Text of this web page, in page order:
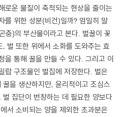
로운 물질이 축적되는 현상을 줄이는
를 위한 성분(비건)일까? 엄밀히 말
충)의 부산물이라고 본다. 벌꿀이 꽃
, 벌 또한 위에서 소화를 도와주는 효
을 통해 꿀을 만들 수 있다. 그리고 이
랍 구조물인 벌집에 저장한다. 벌은
을 생산하지만, 윤리적이고 조심스
벌 집단이 번창하는 데 필요한 양보다
서 소비되는 양을 제외한 초과분은